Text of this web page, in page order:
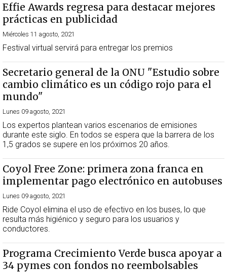
Effie Awards regresa para destacar mejores
prácticas en publicidad
Miércoles 11 agosto, 2021
Festival virtual servirá para entregar los premios
Secretario general de la ONU "Estudio sobre
cambio climático es un código rojo para el
mundo"
Lunes 09 agosto, 2021
Los expertos plantean varios escenarios de emisiones
durante este siglo. En todos se espera que la barrera de los
1,5 grados se supere en los próximos 20 años.
Coyol Free Zone: primera zona franca en
implementar pago electrónico en autobuses
Lunes 09 agosto, 2021
Ride Coyol elimina el uso de efectivo en los buses, lo que
resulta más higiénico y seguro para los usuarios y
conductores.
Programa Crecimiento Verde busca apoyar a
34 pymes con fondos no reembolsables